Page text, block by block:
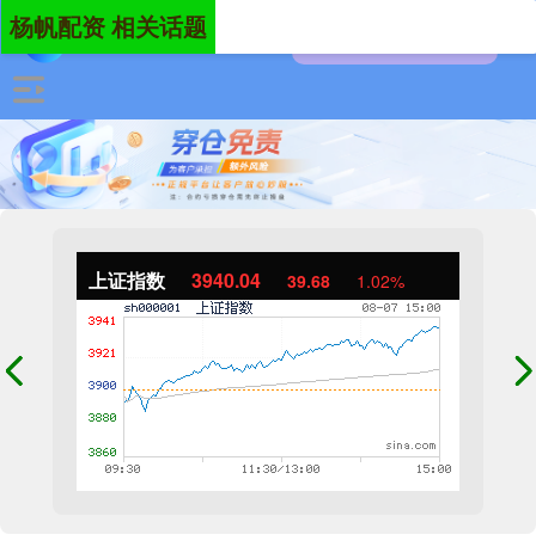
上证指数 3940.04 39.68 1.02%
杨帆配资 相关话题